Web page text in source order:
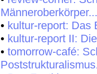
• kultur-report: Das
• kultur-report II:
• tomorrow-café: